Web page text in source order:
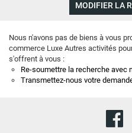
MODIFIER LA
Nous n'avons pas de biens à vous
commerce Luxe Autres activités
s'offrent à vous :
Re-soumettre la recherche avec
Transmettez-nous votre